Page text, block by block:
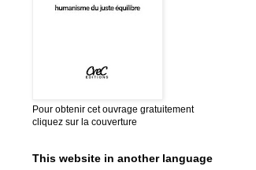
Pour obtenir cet ouvrage gratuitement
cliquez sur la couverture
This website in another language